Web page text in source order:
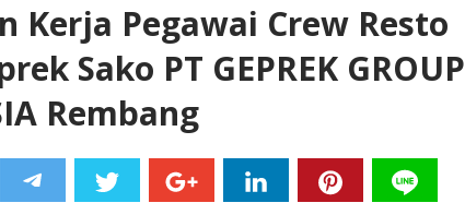
Kerja Pegawai Crew Resto
Sako PT GEPREK GROUP
Rembang